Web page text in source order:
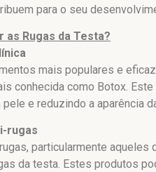
para o seu
as Rugas da Testa?
mais populares e
conhecida como Botox.
pele e reduzindo a aparência
rugas
particularmente aqueles
da testa. Estes produtos